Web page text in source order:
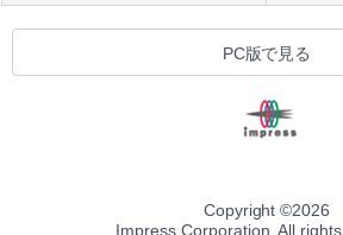
PC版で見る
Copyright ©2026
Impress Corporation. All